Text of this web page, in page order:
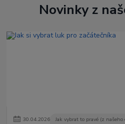
Novinky z
30.04.2026 Jak vybrat to pravé (z našeho